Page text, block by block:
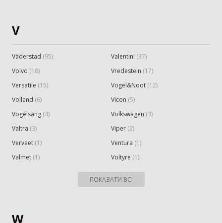
V
Väderstad (95) Valentini (37)
Volvo (18) Vredestein (17)
Versatile (15) Vogel&Noot (12)
Volland (6) Vicon (5)
Vogelsang (4) Volkswagen (3)
Valtra (3) Viper (2)
Vervaet (1) Ventura (1)
Valmet (1) Voltyre (1)
ПОКАЗАТИ ВСІ
W